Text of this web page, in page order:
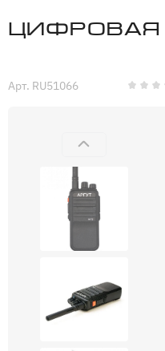
Цифровая
Арт. RU51066